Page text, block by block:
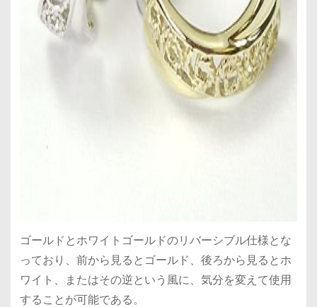
ゴールドとホワイトゴールドのリバーシブル仕様とな
っており、前から見るとゴールド、後ろから見るとホ
ワイト、またはその逆という風に、気分を変えて使用
することが可能である。